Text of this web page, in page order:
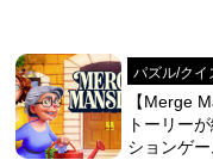
パズル/クイ
【Merge
トーリー
ションゲー